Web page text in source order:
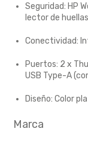
Seguridad: HP
lector de
Conectividad:
Puertos: 2 x
USB Type-A
Diseño: Color
Marca